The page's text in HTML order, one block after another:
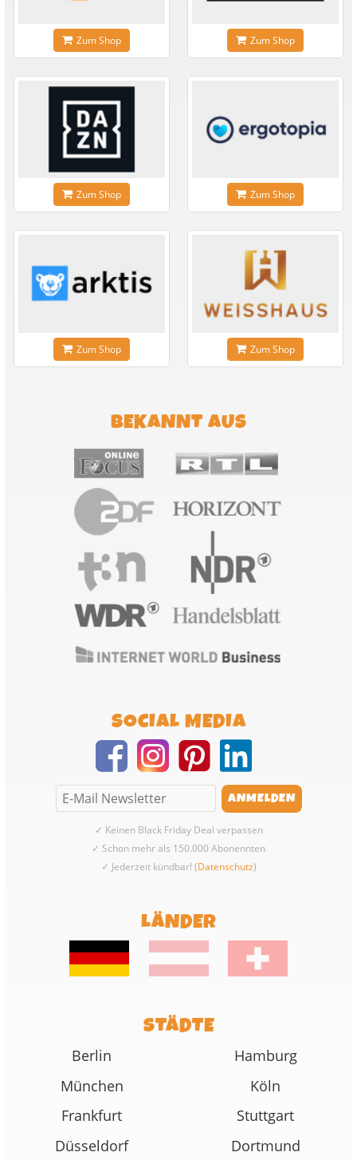
Zum Shop Zum Shop
Zum Shop Zum Shop
Zum Shop Zum Shop
BEKANNT AUS
SOCIAL MEDIA
✓ Keinen Black Friday Deal verpassen
✓ Schon mehr als 150.000 Abonennten
✓ Jederzeit kündbar! (Datenschutz)
LÄNDER
STÄDTE
Berlin
Hamburg
München
Köln
Frankfurt
Stuttgart
Düsseldorf
Dortmund